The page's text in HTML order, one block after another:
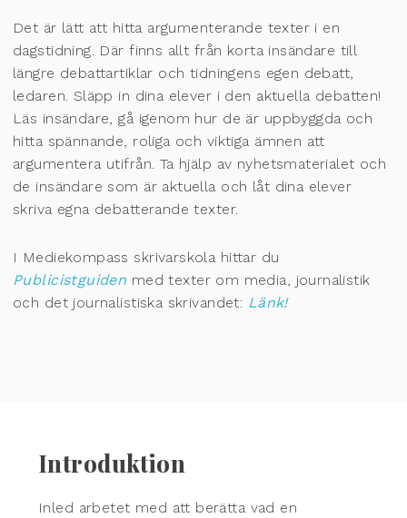
Det är lätt att hitta argumenterande texter i en
dagstidning. Där finns allt från korta insändare till
längre debattartiklar och tidningens egen debatt,
ledaren. Släpp in dina elever i den aktuella debatten!
Läs insändare, gå igenom hur de är uppbyggda och
hitta spännande, roliga och viktiga ämnen att
argumentera utifrån. Ta hjälp av nyhetsmaterialet och
de insändare som är aktuella och låt dina elever
skriva egna debatterande texter.
I Mediekompass skrivarskola hittar du
Publicistguiden med texter om media, journalistik
och det journalistiska skrivandet: Länk!
Introduktion
Inled arbetet med att berätta vad en